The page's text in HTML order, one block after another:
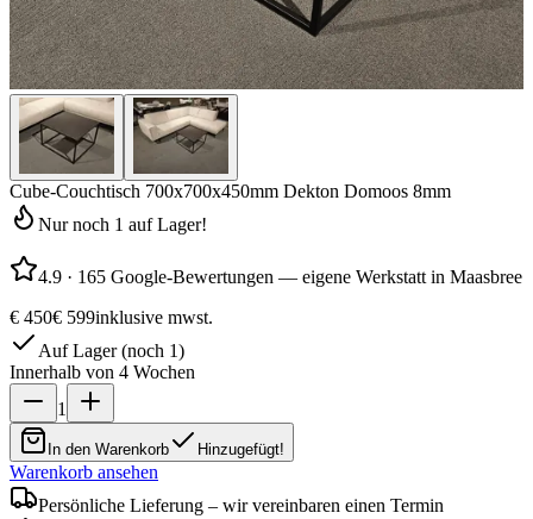
Cube-Couchtisch 700x700x450mm Dekton Domoos 8mm
Nur noch 1 auf Lager!
4.9 · 165 Google-Bewertungen — eigene Werkstatt in Maasbree
€ 450€ 599inklusive mwst.
Auf Lager (noch 1)
Innerhalb von 4 Wochen
1
In den Warenkorb Hinzugefügt!
Warenkorb ansehen
Persönliche Lieferung – wir vereinbaren einen Termin